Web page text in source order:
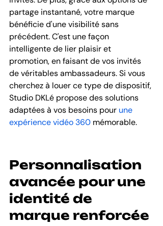
partage instantané, votre marque
bénéficie d'une visibilité sans
précédent. C'est une façon
intelligente de lier plaisir et
promotion, en faisant de vos invités
de véritables ambassadeurs. Si vous
cherchez à louer ce type de dispositif,
Studio DKLé propose des solutions
adaptées à vos besoins pour une
expérience vidéo 360 mémorable.
Personnalisation
avancée pour une
identité de
marque renforcée